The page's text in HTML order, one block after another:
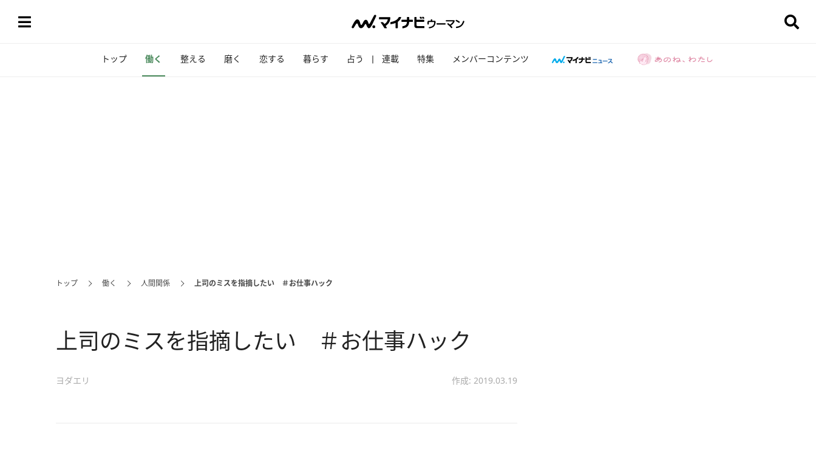
トップ 働く 整える 磨く 恋する 暮らす 占う 連載 特集 メンバーコンテンツ
トップ 働く 人間関係 上司のミスを指摘したい ＃お仕事ハック
上司のミスを指摘したい ＃お仕事ハック
ヨダエリ 作成: 2019.03.19